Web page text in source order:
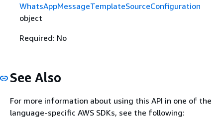
WhatsAppMessageTemplateSourceConfiguration
object
Required: No
See Also
For more information about using this API in one of the
language-specific AWS SDKs, see the following: